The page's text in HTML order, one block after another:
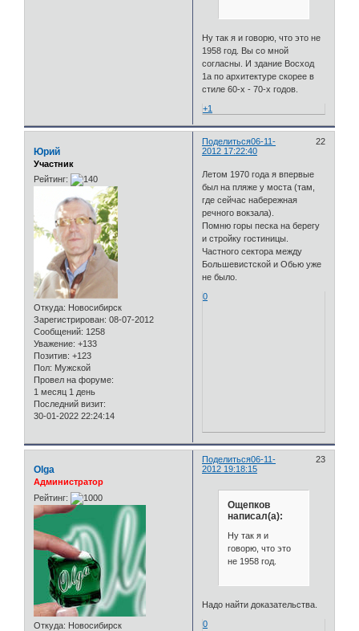
Ну так я и говорю, что это не
1958 год. Вы со мной
согласны. И здание Восход
1а по архитектуре скорее в
стиле 60-х - 70-х годов.
+1
Поделиться 22
06-11-
2012 17:22:40
Юрий
Участник
Рейтинг:
Откуда: Новосибирск
Зарегистрирован: 08-07-2012
Сообщений: 1258
Уважение: +133
Позитив: +123
Пол: Мужской
Провел на форуме:
1 месяц 1 день
Последний визит:
30-01-2022 22:24:14
Летом 1970 года я впервые
был на пляже у моста (там,
где сейчас набережная
речного вокзала).
Помню горы песка на берегу
и стройку гостиницы.
Частного сектора между
Большевистской и Обью уже
не было.
0
Поделиться 23
06-11-
2012 19:18:15
Olga
Администратор
Рейтинг:
Откуда: Новосибирск
Ощепков
написал(а):
Ну так я и
говорю, что это
не 1958 год.
Надо найти доказательства.
0